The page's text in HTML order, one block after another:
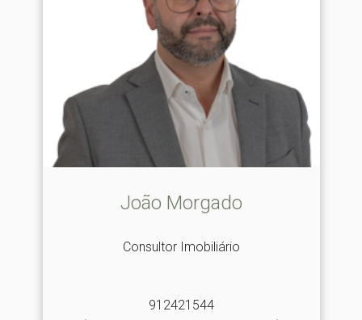
João Morgado
Consultor Imobiliário
912421544